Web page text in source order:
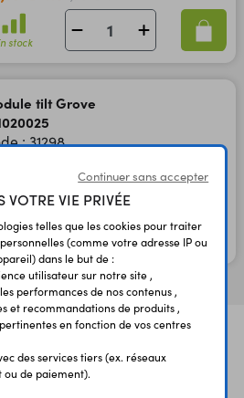
stock
tilt Grove
: 31298
€ TTC 3,08 € HT
stock
Continuer sans accepter
VOTRE VIE PRIVÉE
telles que les cookies pour traiter
(comme votre adresse IP ou
dans le but de :
utilisateur sur notre site ,
performances de nos contenus ,
et recommandations de produits ,
en fonction de vos centres
des services tiers (ex. réseaux
ou de paiement).